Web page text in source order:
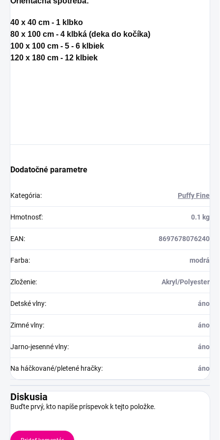
40 x 40 cm - 1 klbko
80 x 100 cm - 4 klbká (deka do kočíka)
100 x 100 cm - 5 - 6 klbiek
120 x 180 cm - 12 klbiek
Dodatočné parametre
Kategória: Puffy Fine
Hmotnosť: 0.1 kg
EAN: 8697678076240
Farba: modrá
Zloženie: Akryl/Polyester
Detské vlny: áno
Zimné vlny: áno
Jarno-jesenné vlny: áno
Na háčkované/pletené hračky: áno
Diskusia
Buďte prvý, kto napíše príspevok k tejto položke.